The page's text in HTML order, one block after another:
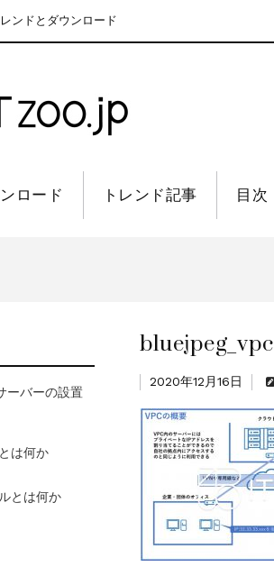
ンドとダウンロード
ロード トレンド記事 目次
bluejpeg_vpc
2020年12月16日
ーバーの設置
は何か
とは何か